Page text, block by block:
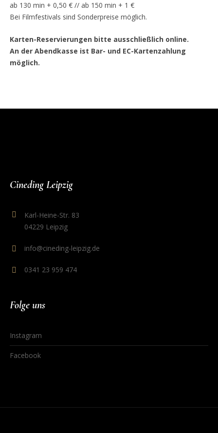
ab 130 min + 0,50 € // ab 150 min + 1 €
Bei Filmfestivals sind Sonderpreise möglich.
Karten-Reservierungen bitte ausschließlich online.
An der Abendkasse ist Bar- und EC-Kartenzahlung
möglich.
Cineding Leipzig
Karl-Heine-Str. 83
04229 Leipzig
info@cineding-leipzig.de
0341 23 959 474
Folge uns
Instagram
Facebook